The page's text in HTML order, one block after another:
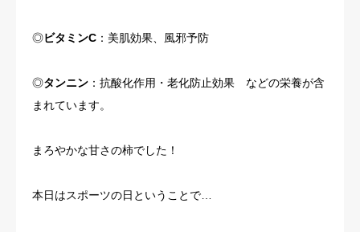
◎ビタミンC ：美肌効果、風邪予防
◎タンニン ：抗酸化作用・老化防止効果 などの栄養が含
まれています。
まろやかな甘さの柿でした！
本日はスポーツの日ということで…